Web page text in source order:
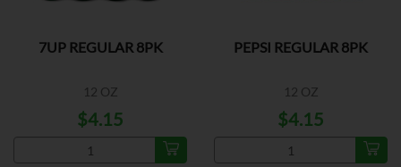
7UP REGULAR 8PK
12 OZ
$4.15
PEPSI REGULAR 8PK
12 OZ
$4.15